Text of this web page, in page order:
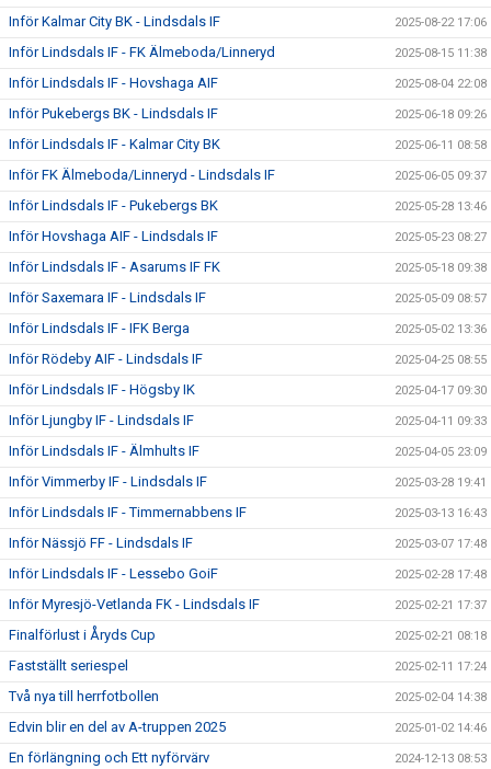
Inför Kalmar City BK - Lindsdals IF 2025-08-22 17:06
Inför Lindsdals IF - FK Älmeboda/Linneryd 2025-08-15 11:38
Inför Lindsdals IF - Hovshaga AIF 2025-08-04 22:08
Inför Pukebergs BK - Lindsdals IF 2025-06-18 09:26
Inför Lindsdals IF - Kalmar City BK 2025-06-11 08:58
Inför FK Älmeboda/Linneryd - Lindsdals IF 2025-06-05 09:37
Inför Lindsdals IF - Pukebergs BK 2025-05-28 13:46
Inför Hovshaga AIF - Lindsdals IF 2025-05-23 08:27
Inför Lindsdals IF - Asarums IF FK 2025-05-18 09:38
Inför Saxemara IF - Lindsdals IF 2025-05-09 08:57
Inför Lindsdals IF - IFK Berga 2025-05-02 13:36
Inför Rödeby AIF - Lindsdals IF 2025-04-25 08:55
Inför Lindsdals IF - Högsby IK 2025-04-17 09:30
Inför Ljungby IF - Lindsdals IF 2025-04-11 09:33
Inför Lindsdals IF - Älmhults IF 2025-04-05 23:09
Inför Vimmerby IF - Lindsdals IF 2025-03-28 19:41
Inför Lindsdals IF - Timmernabbens IF 2025-03-13 16:43
Inför Nässjö FF - Lindsdals IF 2025-03-07 17:48
Inför Lindsdals IF - Lessebo GoiF 2025-02-28 17:48
Inför Myresjö-Vetlanda FK - Lindsdals IF 2025-02-21 17:37
Finalförlust i Åryds Cup 2025-02-21 08:18
Fastställt seriespel 2025-02-11 17:24
Två nya till herrfotbollen 2025-02-04 14:38
Edvin blir en del av A-truppen 2025 2025-01-02 14:46
En förlängning och Ett nyförvärv 2024-12-13 08:53